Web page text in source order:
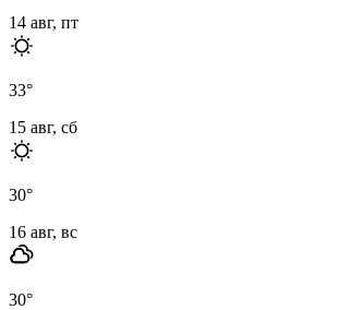
14 авг, пт
33°
15 авг, сб
30°
16 авг, вс
30°